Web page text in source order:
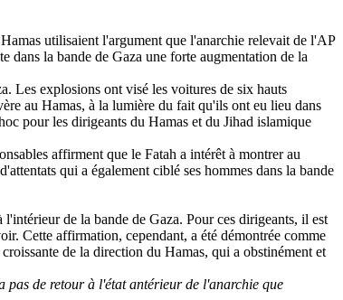
utilisaient l'argument que l'anarchie relevait de l'AP
dans la bande de Gaza une forte augmentation de la
Les explosions ont visé les voitures de six hauts
au Hamas, à la lumière du fait qu'ils ont eu lieu dans
pour les dirigeants du Hamas et du Jihad islamique
affirment que le Fatah a intérêt à montrer au
qui a également ciblé ses hommes dans la bande
de la bande de Gaza. Pour ces dirigeants, il est
Cette affirmation, cependant, a été démontrée comme
de la direction du Hamas, qui a obstinément et
pas de retour à l'état antérieur de l'anarchie que